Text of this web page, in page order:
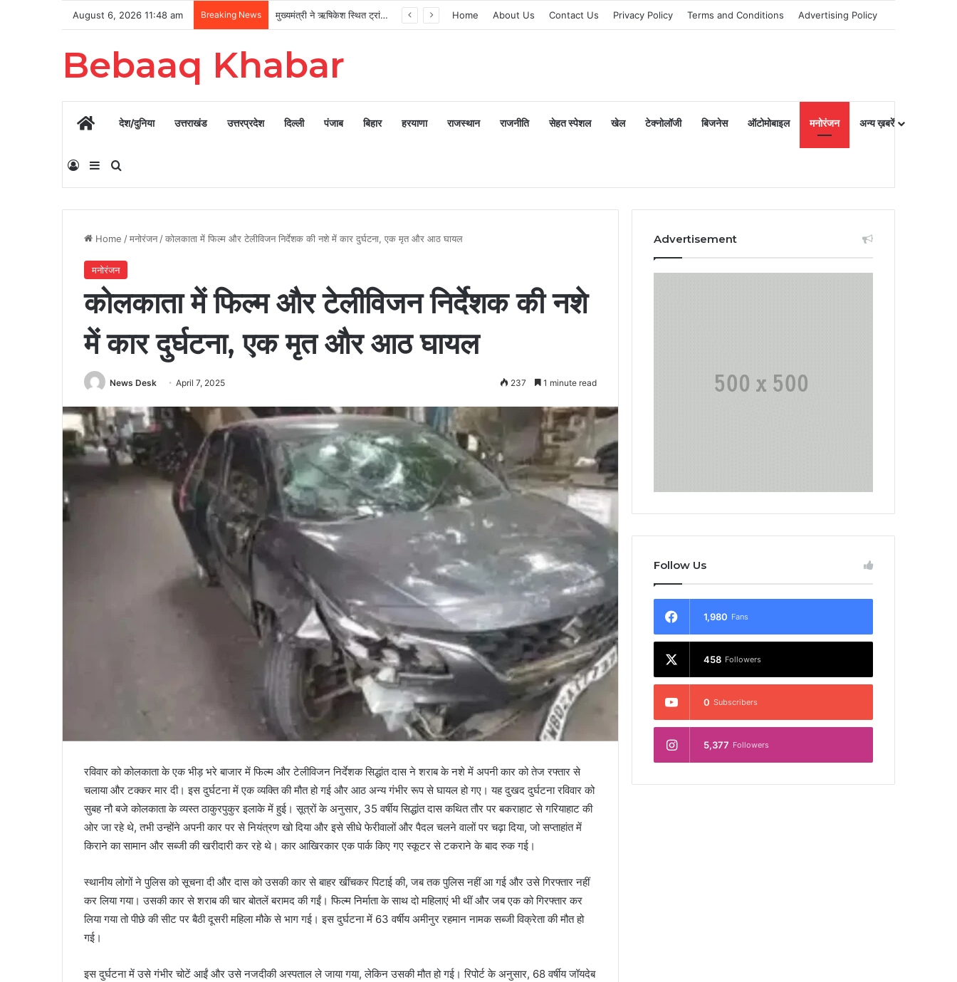
August 6, 2026 11:48 am Breaking News मुख्यमंत्री ने ऋषिकेश स्थित ट्रांजिट कैंप का किया औचक निरीक्षण Home About Us Contact Us Privacy Policy Terms and Conditions Advertising Policy
Bebaaq Khabar
Homeदेश/दुनिया उत्तराखंड उत्तरप्रदेश दिल्ली पंजाब बिहार हरयाणा राजस्थान राजनीति सेहत स्पेशल खेल टेक्नोलॉजी बिजनेस ऑटोमोबाइल मनोरंजन अन्य ख़बरें
Log InSidebarSearch for
Home /मनोरंजन /कोलकाता में फिल्म और टेलीविजन निर्देशक की नशे में कार दुर्घटना, एक मृत और आठ घायल
मनोरंजन
कोलकाता में फिल्म और टेलीविजन निर्देशक की नशे
में कार दुर्घटना, एक मृत और आठ घायल
News Desk April 7, 2025 237 1 minute read
रविवार को कोलकाता के एक भीड़ भरे बाजार में फिल्म और टेलीविजन निर्देशक सिद्धांत दास ने शराब के नशे में अपनी कार को तेज रफ्तार से
चलाया और टक्कर मार दी। इस दुर्घटना में एक व्यक्ति की मौत हो गई और आठ अन्य गंभीर रूप से घायल हो गए। यह दुखद दुर्घटना रविवार को
सुबह नौ बजे कोलकाता के व्यस्त ठाकुरपुकुर इलाके में हुई। सूत्रों के अनुसार, 35 वर्षीय सिद्धांत दास कथित तौर पर बकराहाट से गरियाहाट की
ओर जा रहे थे, तभी उन्होंने अपनी कार पर से नियंत्रण खो दिया और इसे सीधे फेरीवालों और पैदल चलने वालों पर चढ़ा दिया, जो सप्ताहांत में
किराने का सामान और सब्जी की खरीदारी कर रहे थे। कार आखिरकार एक पार्क किए गए स्कूटर से टकराने के बाद रुक गई।
स्थानीय लोगों ने पुलिस को सूचना दी और दास को उसकी कार से बाहर खींचकर पिटाई की, जब तक पुलिस नहीं आ गई और उसे गिरफ्तार नहीं
कर लिया गया। उसकी कार से शराब की चार बोतलें बरामद की गईं। फिल्म निर्माता के साथ दो महिलाएं भी थीं और जब एक को गिरफ्तार कर
लिया गया तो पीछे की सीट पर बैठी दूसरी महिला मौके से भाग गई। इस दुर्घटना में 63 वर्षीय अमीनुर रहमान नामक सब्जी विक्रेता की मौत हो
गई।
इस दुर्घटना में उसे गंभीर चोटें आईं और उसे नजदीकी अस्पताल ले जाया गया, लेकिन उसकी मौत हो गई। रिपोर्ट के अनुसार, 68 वर्षीय जॉयदेब
Advertisement
Follow Us
1,980 Fans
458 Followers
0 Subscribers
5,377 Followers